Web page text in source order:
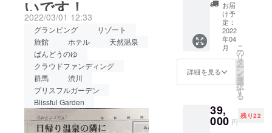
集まっており、皆様からの
ご支援、大変感謝しており
ます。オープン準備や工事
も、建設会社の方々、ス
タッフ一同で、急ピッチで
進めております。。ドロー
ンから撮影した画像、ぜひ
ご覧ください。また、現在
いです！
2022/03/01 12:33
グランピング
リゾート
旅館
ホテル
天然温泉
ばんどうのゆ
クラウドファンディング
群馬
渋川
ブリスフルガーデン
Blissful Garden
メージ
です。
写真は
1.4kgの
イメー
ジで
す。写
真の中
から1kg
送りし
ます。
ランピ
ングリ
ゾート
宿泊料
30%オ
フクー
ポン】
●オリジ
ナルモ
バッテ
リー ●
お礼の
お届
け予
定：
2022
年04
月
詳細を見る
こ
の
リ
タ
ー
ン
を
選
択
す
る
39,
000 円
残り22